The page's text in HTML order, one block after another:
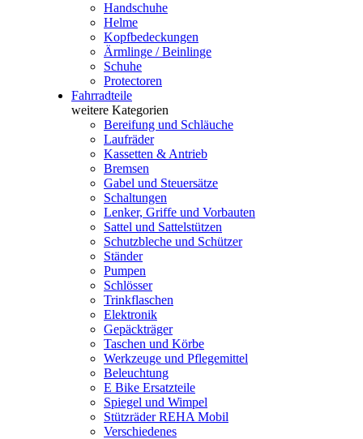
Handschuhe
Helme
Kopfbedeckungen
Ärmlinge / Beinlinge
Schuhe
Protectoren
Fahrradteile
weitere Kategorien
Bereifung und Schläuche
Laufräder
Kassetten & Antrieb
Bremsen
Gabel und Steuersätze
Schaltungen
Lenker, Griffe und Vorbauten
Sattel und Sattelstützen
Schutzbleche und Schützer
Ständer
Pumpen
Schlösser
Trinkflaschen
Elektronik
Gepäckträger
Taschen und Körbe
Werkzeuge und Pflegemittel
Beleuchtung
E Bike Ersatzteile
Spiegel und Wimpel
Stützräder REHA Mobil
Verschiedenes